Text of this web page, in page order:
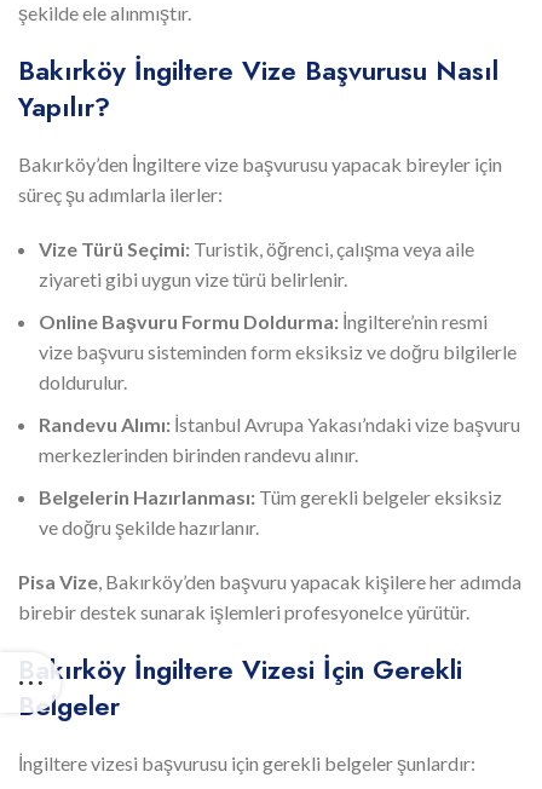
şekilde ele alınmıştır.
Bakırköy İngiltere Vize Başvurusu Nasıl
Yapılır?
Bakırköy’den İngiltere vize başvurusu yapacak bireyler için
süreç şu adımlarla ilerler:
Vize Türü Seçimi: Turistik, öğrenci, çalışma veya aile
ziyareti gibi uygun vize türü belirlenir.
Online Başvuru Formu Doldurma: İngiltere’nin resmi
vize başvuru sisteminden form eksiksiz ve doğru bilgilerle
doldurulur.
Randevu Alımı: İstanbul Avrupa Yakası’ndaki vize başvuru
merkezlerinden birinden randevu alınır.
Belgelerin Hazırlanması: Tüm gerekli belgeler eksiksiz
ve doğru şekilde hazırlanır.
Pisa Vize, Bakırköy’den başvuru yapacak kişilere her adımda
birebir destek sunarak işlemleri profesyonelce yürütür.
Bakırköy İngiltere Vizesi İçin Gerekli
Belgeler
İngiltere vizesi başvurusu için gerekli belgeler şunlardır: